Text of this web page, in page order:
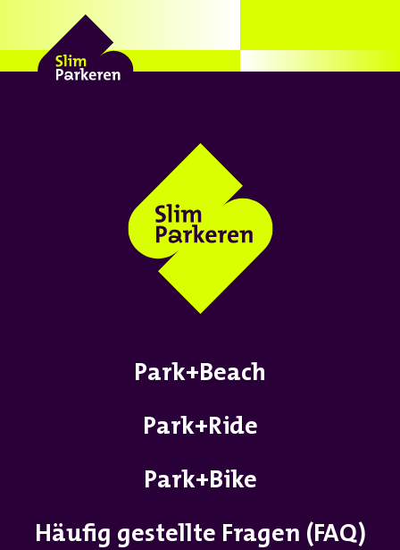
Park+Beach
Park+Ride
Park+Bike
Häufig gestellte Fragen (FAQ)